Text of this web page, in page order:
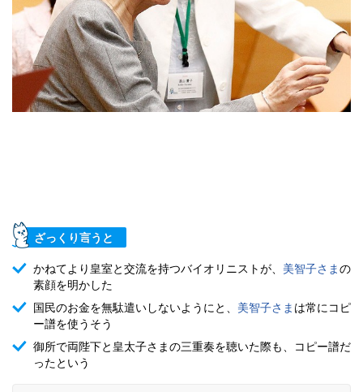
ざっくり言うと
かねてより皇室と交流を持つバイオリニストが、 美智子さまの
素顔を明かした
国民のお金を無駄遣いしないようにと、 美智子さま は常にコピ
ー譜を使うそう
御所で両陛下と皇太子さまの三重奏を聴いた際も、コピー譜だ
ったという